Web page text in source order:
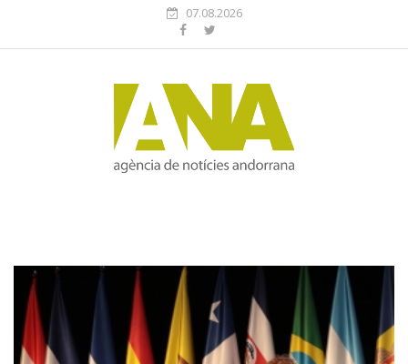
07.08.2026